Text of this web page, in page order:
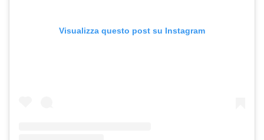
Visualizza questo post su Instagram